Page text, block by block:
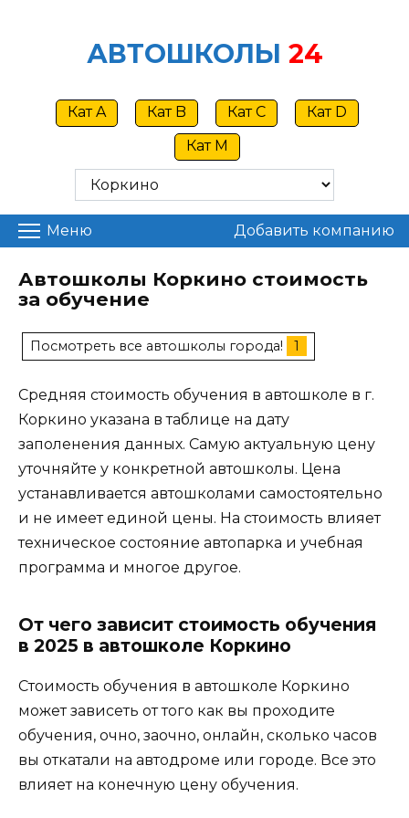
АВТОШКОЛЫ 24
Кат A Кат B Кат C
Кат D
Кат M
Меню Добавить компанию
Автошколы Коркино стоимость
за обучение
Посмотреть все автошколы города! 1
Средняя стоимость обучения в автошколе в г.
Коркино указана в таблице на дату
заполенения данных. Самую актуальную цену
уточняйте у конкретной автошколы. Цена
устанавливается автошколами самостоятельно
и не имеет единой цены. На стоимость влияет
техническое состояние автопарка и учебная
программа и многое другое.
От чего зависит стоимость обучения
в 2025 в автошколе Коркино
Стоимость обучения в автошколе Коркино
может зависеть от того как вы проходите
обучения, очно, заочно, онлайн, сколько часов
вы откатали на автодроме или городе. Все это
влияет на конечную цену обучения.